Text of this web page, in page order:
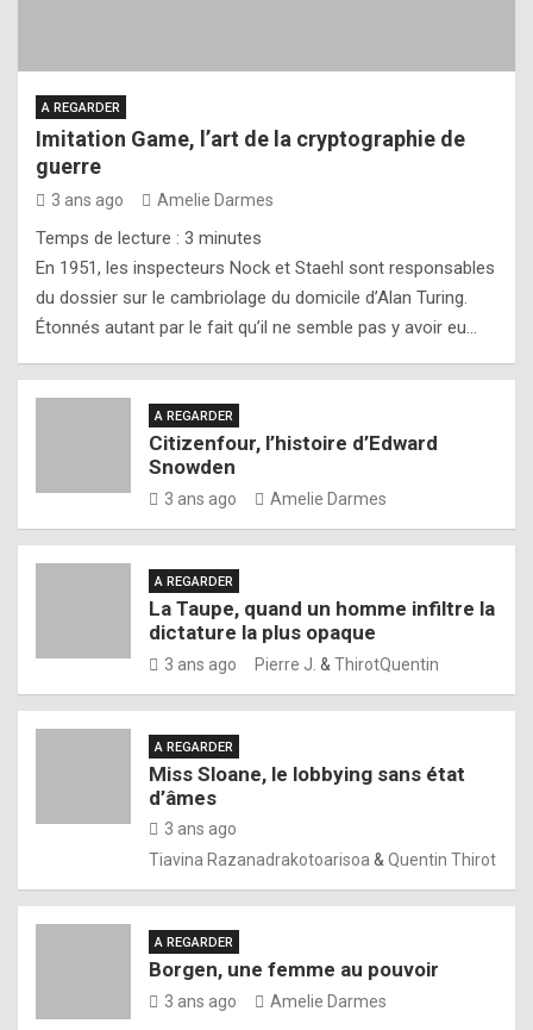
A REGARDER
Imitation Game, l’art de la cryptographie de
guerre
3 ans ago Amelie Darmes
Temps de lecture : 3 minutes
En 1951, les inspecteurs Nock et Staehl sont responsables
du dossier sur le cambriolage du domicile d’Alan Turing.
Étonnés autant par le fait qu’il ne semble pas y avoir eu…
A REGARDER
Citizenfour, l’histoire d’Edward
Snowden
3 ans ago Amelie Darmes
A REGARDER
La Taupe, quand un homme infiltre la
dictature la plus opaque
3 ans ago Pierre J. & ThirotQuentin
A REGARDER
Miss Sloane, le lobbying sans état
d’âmes
3 ans ago
Tiavina Razanadrakotoarisoa & Quentin Thirot
A REGARDER
Borgen, une femme au pouvoir
3 ans ago Amelie Darmes